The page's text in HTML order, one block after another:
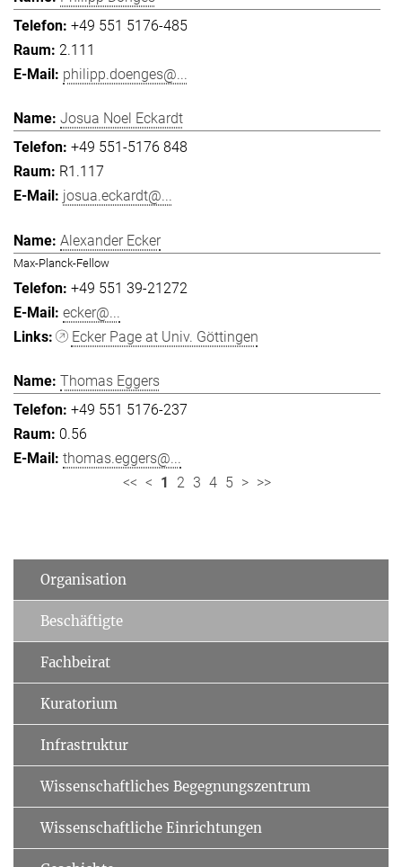
+49 551 5176-485
2.111
philipp.doenges@...
Josua Noel Eckardt
+49 551-5176 848
R1.117
josua.eckardt@...
Alexander Ecker
Max-Planck-Fellow
+49 551 39-21272
ecker@...
Ecker Page at Univ. Göttingen
Thomas Eggers
+49 551 5176-237
0.56
thomas.eggers@...
<< < 1 2 3 4 5 > >>
Organisation
Beschäftigte
Fachbeirat
Kuratorium
Infrastruktur
Wissenschaftliches Begegnungszentrum
Wissenschaftliche Einrichtungen